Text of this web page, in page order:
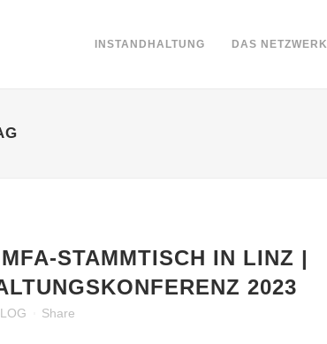
INSTANDHALTUNG DAS NETZWERK
STAMMTISCH IN LINZ |
2023
Share